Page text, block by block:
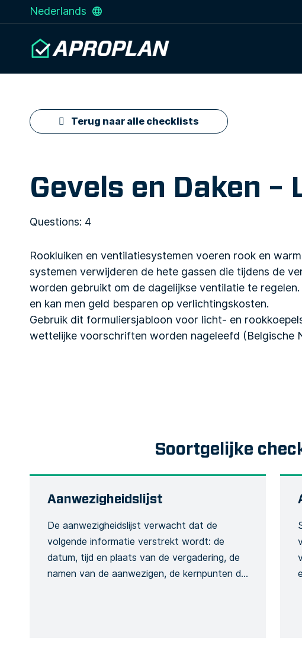
Nederlands
Terug naar alle checklists
Gevels en Daken
Questions: 4
Rookluiken en ventilatiesystemen voeren rook en
systemen verwijderen de hete gassen die tijdens de
worden gebruikt om de dagelijkse ventilatie te
en kan men geld besparen op verlichtingskosten.
Gebruik dit formuliersjabloon voor licht- en
wettelijke voorschriften worden nageleefd (Belgische
Soortgelijke
Aanwezigheidslijst
De aanwezigheidslijst verwacht dat de
volgende informatie verstrekt wordt: de
datum, tijd en plaats van de vergadering, de
namen van de aanwezigen, de kernpunten die